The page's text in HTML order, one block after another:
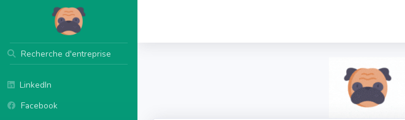
Recherche d'entreprise
LinkedIn
Facebook